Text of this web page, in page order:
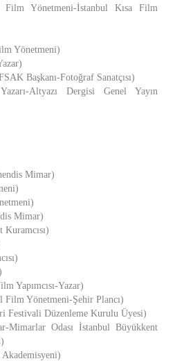
Yönetmeni-İstanbul Kısa Film
Yönetmeni)
Başkanı-Fotoğraf Sanatçısı)
Altyazı Dergisi Genel Yayın
Mimar)
Mimar)
Yapımcısı-Yazar)
Film Yönetmeni-Şehir Plancı)
Festivali Düzenleme Kurulu Üyesi)
Odası İstanbul Büyükkent